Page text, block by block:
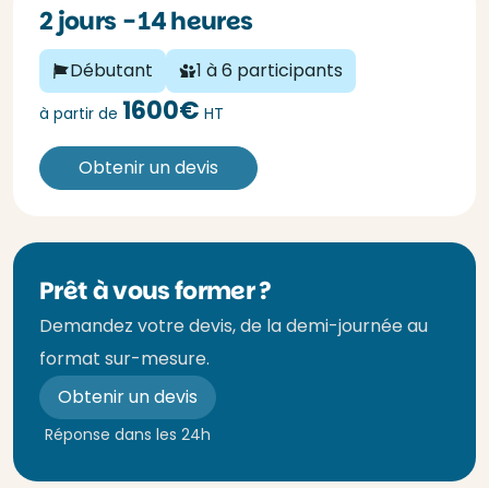
2 jours - 14 heures
Débutant 1 à 6 participants
à partir de 1600€ HT
Obtenir un devis
Prêt à vous former ?
Demandez votre devis, de la demi-journée au
format sur-mesure.
Obtenir un devis
Réponse dans les 24h